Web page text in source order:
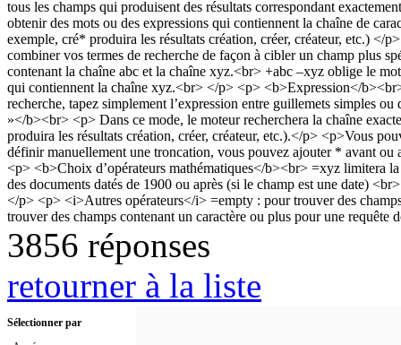
3856 réponses
retourner à la liste
Sélectionner par